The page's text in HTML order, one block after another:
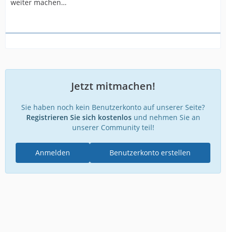
weiter machen…
Jetzt mitmachen!
Sie haben noch kein Benutzerkonto auf unserer Seite?
Registrieren Sie sich kostenlosund nehmen Sie an
unserer Community teil!
Benutzerkonto erstellen
Anmelden